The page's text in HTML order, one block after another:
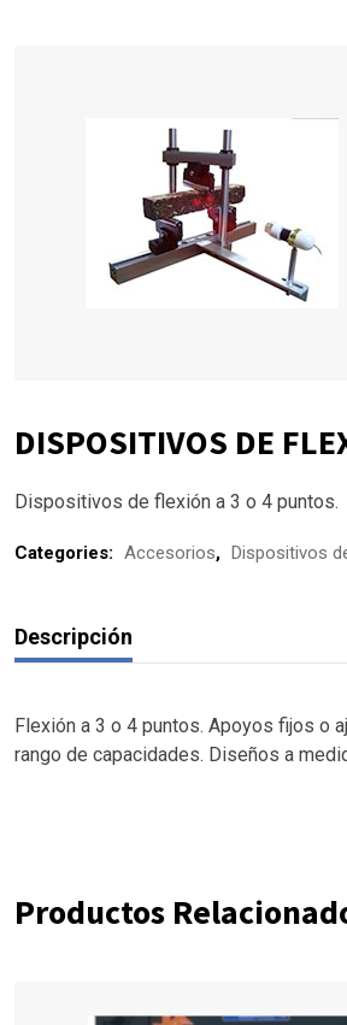
DISPOSITIVOS DE
Dispositivos de flexión a 3 o 4 puntos.
Categories: Accesorios, Dispositivos
Descripción
Flexión a 3 o 4 puntos. Apoyos fijos o
rango de capacidades. Diseños a
Productos